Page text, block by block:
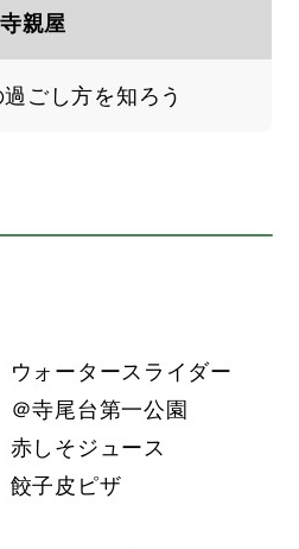
寺親屋
ごし方を知ろう
ォータースライダー
寺尾台第一公園
しそジュース
子皮ピザ